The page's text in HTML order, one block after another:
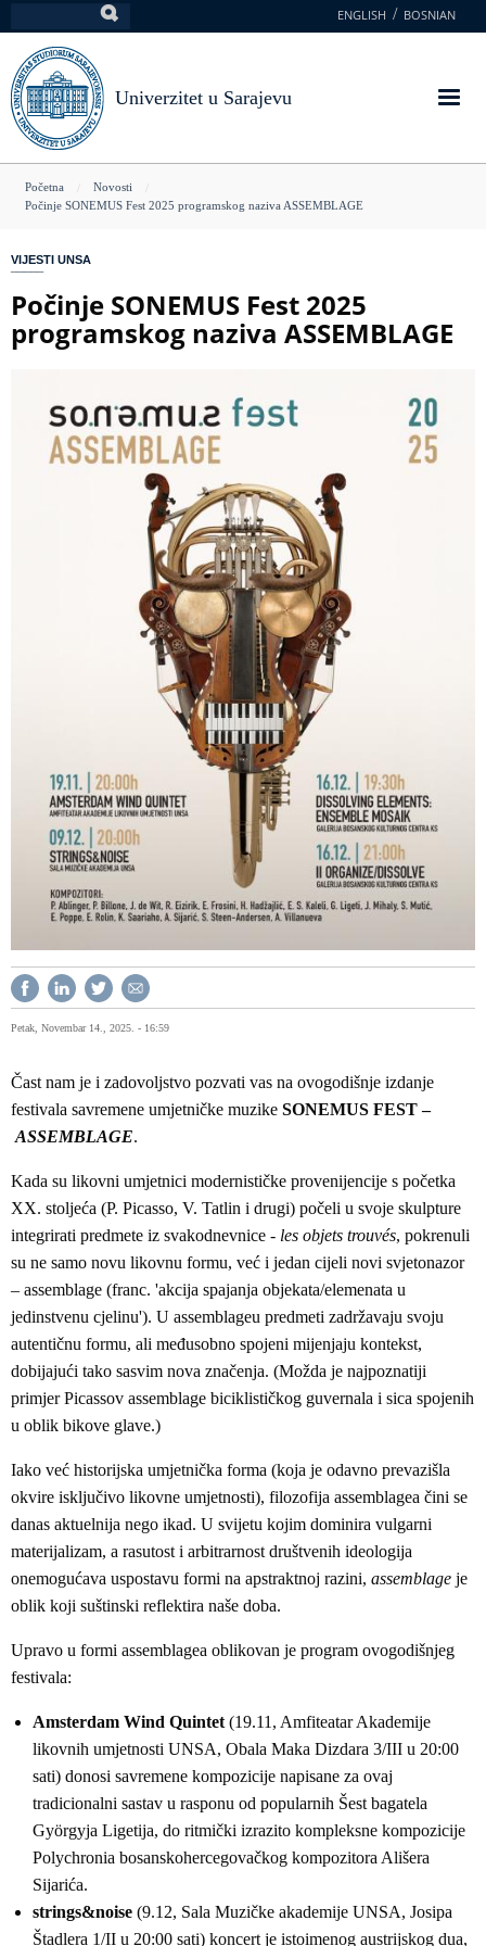
na
glavni
sadržaj
ENGLISH BOSNIAN
Univerzitet u Sarajevu
You
here
Početna
Novosti
Počinje SONEMUS Fest 2025 programskog naziva ASSEMBLAGE
VIJESTI UNSA
Počinje SONEMUS Fest 2025
programskog naziva ASSEMBLAGE
Petak, Novembar 14., 2025. - 16:59
Čast nam je i zadovoljstvo pozvati vas na ovogodišnje izdanje
festivala savremene umjetničke muzike SONEMUS FEST –
ASSEMBLAGE.
Kada su likovni umjetnici modernističke provenijencije s početka
XX. stoljeća (P. Picasso, V. Tatlin i drugi) počeli u svoje skulpture
integrirati predmete iz svakodnevnice - les objets trouvés, pokrenuli
su ne samo novu likovnu formu, već i jedan cijeli novi svjetonazor
– assemblage (franc. 'akcija spajanja objekata/elemenata u
jedinstvenu cjelinu'). U assemblageu predmeti zadržavaju svoju
autentičnu formu, ali međusobno spojeni mijenjaju kontekst,
dobijajući tako sasvim nova značenja. (Možda je najpoznatiji
primjer Picassov assemblage biciklističkog guvernala i sica spojenih
u oblik bikove glave.)
Iako već historijska umjetnička forma (koja je odavno prevazišla
okvire isključivo likovne umjetnosti), filozofija assemblagea čini se
danas aktuelnija nego ikad. U svijetu kojim dominira vulgarni
materijalizam, a rasutost i arbitrarnost društvenih ideologija
onemogućava uspostavu formi na apstraktnoj razini, assemblage je
oblik koji suštinski reflektira naše doba.
Upravo u formi assemblagea oblikovan je program ovogodišnjeg
festivala:
Amsterdam Wind Quintet (19.11, Amfiteatar Akademije
likovnih umjetnosti UNSA, Obala Maka Dizdara 3/III u 20:00
sati) donosi savremene kompozicije napisane za ovaj
tradicionalni sastav u rasponu od popularnih Šest bagatela
Györgyja Ligetija, do ritmički izrazito kompleksne kompozicije
Polychronia bosanskohercegovačkog kompozitora Ališera
Sijarića.
strings&noise (9.12, Sala Muzičke akademije UNSA, Josipa
Štadlera 1/II u 20:00 sati) koncert je istoimenog austrijskog dua,